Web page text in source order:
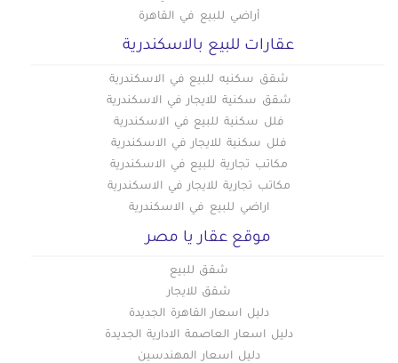
أراضي للبيع في القاهرة
عقارات للبيع بالاسكندرية
شقق سكنيه للبيع في الاسكندرية
شقق سكنية للايجار في الاسكندرية
فلل سكنية للبيع في الاسكندرية
فلل سكنية للايجار في الاسكندرية
مكاتب تجارية للبيع في الاسكندرية
مكاتب تجارية للايجار في الاسكندرية
اراضي للبيع في الاسكندرية
موقع عقار يا مصر
شقق للبيع
شقق للايجار
دليل اسعار القاهرة الجديدة
دليل اسعار العاصمة الادارية الجديدة
دليل اسعار المهندسين